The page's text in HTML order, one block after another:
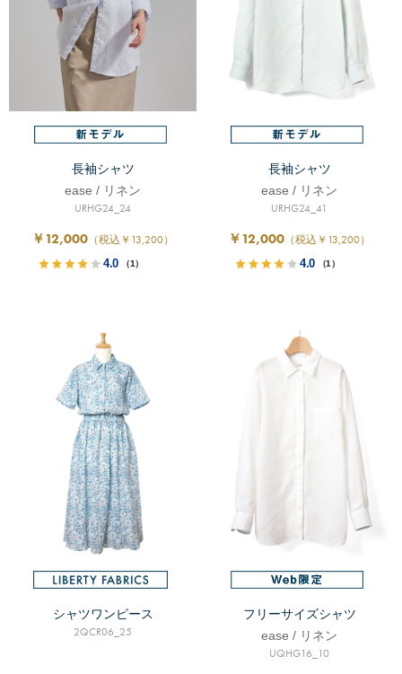
長袖シャツ
ease / リネン
URHG24_24
￥12,000 （税込￥13,200）
4.0 （1）
長袖シャツ
ease / リネン
URHG24_41
￥12,000 （税込￥13,200）
4.0 （1）
シャツワンピース
2QCR06_25
フリーサイズシャツ
ease / リネン
UQHG16_10